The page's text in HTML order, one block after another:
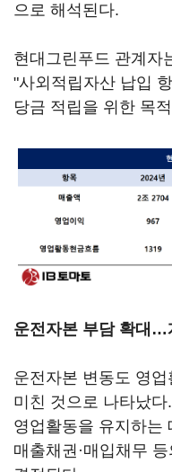
으로 해석된다.
현대그린푸드 관계자
"사외적립자산 납입
당금 적립을 위한 목
운전자본 부담 확대…
운전자본 변동도 영
미친 것으로 나타났
영업활동을 유지하는
매출채권·매입채무